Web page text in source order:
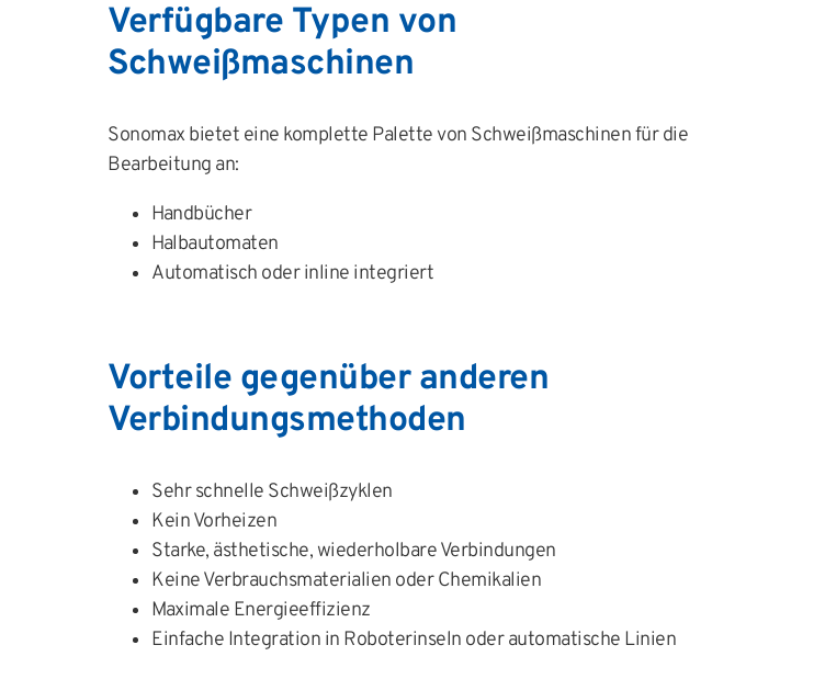
Verfügbare Typen von
Schweißmaschinen
Sonomax bietet eine komplette Palette von Schweißmaschinen für die
Bearbeitung an:
Handbücher
Halbautomaten
Automatisch oder inline integriert
Vorteile gegenüber anderen
Verbindungsmethoden
Sehr schnelle Schweißzyklen
Kein Vorheizen
Starke, ästhetische, wiederholbare Verbindungen
Keine Verbrauchsmaterialien oder Chemikalien
Maximale Energieeffizienz
Einfache Integration in Roboterinseln oder automatische Linien